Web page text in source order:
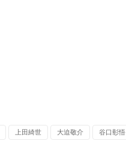
上田綺世 大迫敬介 谷口彰悟